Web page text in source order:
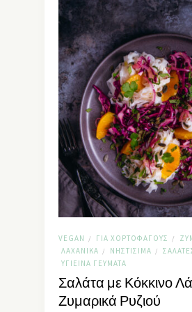
VEGAN / ΓΙΑ ΧΟΡΤΟΦΆΓΟΥΣ /
ΛΑΧΑΝΙΚΆ / ΝΗΣΤΊΣΙΜΑ /
ΥΓΙΕΙΝΆ ΓΕΎΜΑΤΑ
Σαλάτα με Κόκκινο
Ζυμαρικά Ρυζιού